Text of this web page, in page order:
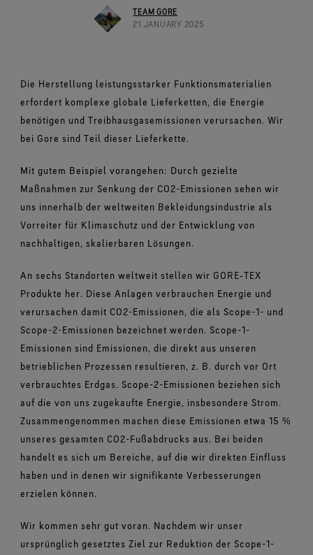
Handschuhe im Test
Herausforderungen meistern.
Alle Technologien für Bekleidung entdecken
Optimale Passform, angenehmes Tragegefühl.
Garantiert wasserdicht.
Alle Technologien für Schuhe entdecken
WINDSTOPPER® Stretch-Handschuhe by GORE‑TEX
WINDSTOPPER® Handschuhe by GORE‑TEX LABS®
Absolut winddicht. Einzigartiger Komfort.
Alle Technologien für Handschuhe entdecken
Umfassendes Engagement
DWR-Imprägnierung
Häufig gestellte Fragen
TEAM GORE
21 JANUARY 2025
Die Herstellung leistungsstarker Funktionsmaterialien
erfordert komplexe globale Lieferketten, die Energie
benötigen und Treibhausgasemissionen verursachen. Wir
bei Gore sind Teil dieser Lieferkette.
Mit gutem Beispiel vorangehen: Durch gezielte
Maßnahmen zur Senkung der CO2-Emissionen sehen wir
uns innerhalb der weltweiten Bekleidungsindustrie als
Vorreiter für Klimaschutz und der Entwicklung von
nachhaltigen, skalierbaren Lösungen.
An sechs Standorten weltweit stellen wir GORE‑TEX
Produkte her. Diese Anlagen verbrauchen Energie und
verursachen damit CO2-Emissionen, die als Scope-1- und
Scope-2-Emissionen bezeichnet werden. Scope-1-
Emissionen sind Emissionen, die direkt aus unseren
betrieblichen Prozessen resultieren, z. B. durch vor Ort
verbrauchtes Erdgas. Scope-2-Emissionen beziehen sich
auf die von uns zugekaufte Energie, insbesondere Strom.
Zusammengenommen machen diese Emissionen etwa 15 %
unseres gesamten CO2-Fußabdrucks aus. Bei beiden
handelt es sich um Bereiche, auf die wir direkten Einfluss
haben und in denen wir signifikante Verbesserungen
erzielen können.
Wir kommen sehr gut voran. Nachdem wir unser
ursprünglich gesetztes Ziel zur Reduktion der Scope-1-